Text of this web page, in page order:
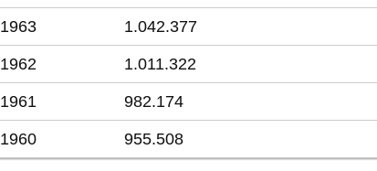
1963 1.042.377
1962 1.011.322
1961 982.174
1960 955.508